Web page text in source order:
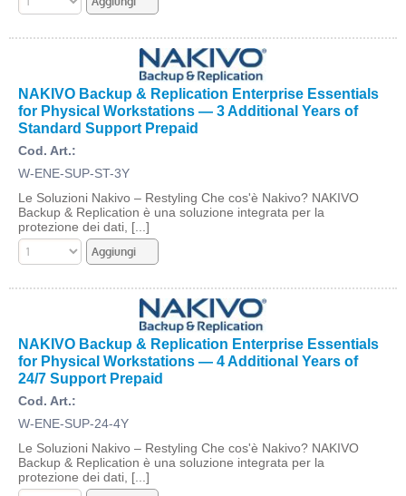
NAKIVO Backup & Replication Enterprise Essentials
for Physical Workstations — 3 Additional Years of
Standard Support Prepaid
Cod. Art.:
W-ENE-SUP-ST-3Y
Le Soluzioni Nakivo – Restyling Che cos'è Nakivo? NAKIVO
Backup & Replication è una soluzione integrata per la
protezione dei dati, [...]
NAKIVO Backup & Replication Enterprise Essentials
for Physical Workstations — 4 Additional Years of
24/7 Support Prepaid
Cod. Art.:
W-ENE-SUP-24-4Y
Le Soluzioni Nakivo – Restyling Che cos'è Nakivo? NAKIVO
Backup & Replication è una soluzione integrata per la
protezione dei dati, [...]